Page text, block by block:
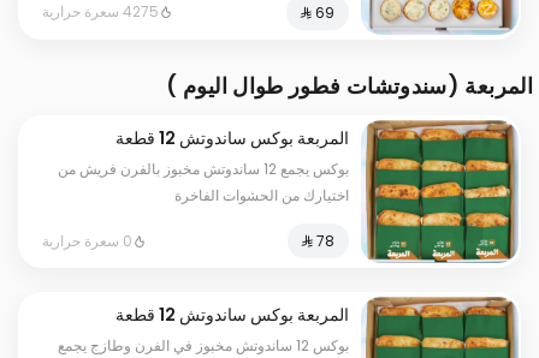
4275 سعرة حرارية
المربعة (سندوتشات فطور طوال اليوم )
المربعة بوكس ساندوتش 12 قطعة
مخبوزة بالفرن من اختياركبوكس يجمع 12 ساندوتش مخبوز بالفرن فريش من
اختيارك من الحشوات الفاخرة
0 سعرة حرارية
المربعة بوكس ساندوتش 12 قطعة
مخبوزة بالفرن .بوكس 12 ساندوتش مخبوز في الفرن وطازج يجمع